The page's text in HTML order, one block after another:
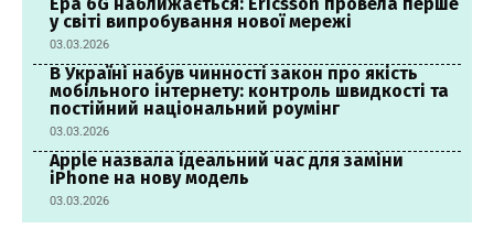
у світі випробування нової мережі
03.03.2026
В Україні набув чинності закон про якість
мобільного інтернету: контроль швидкості та
постійний національний роумінг
03.03.2026
Apple назвала ідеальний час для заміни
iPhone на нову модель
03.03.2026